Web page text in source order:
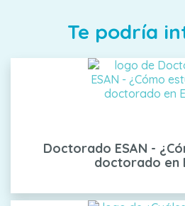
Te podría
Doctorado ESAN -
doctorado en